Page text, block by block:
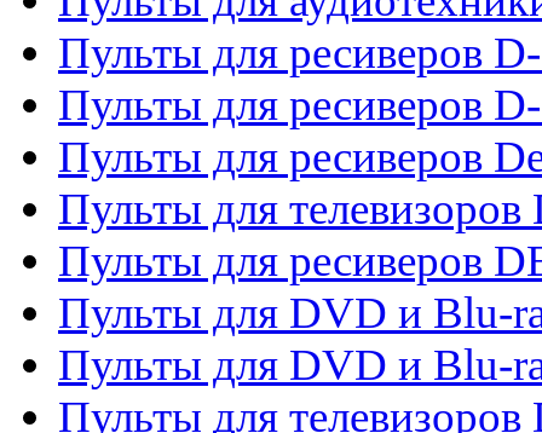
Пульты для ресиверов
Пульты для ресиверов
Пульты для ресиверов
Пульты для телевизоров
Пульты для ресиверов
Пульты для DVD и Blu-
Пульты для DVD и Blu-
Пульты для